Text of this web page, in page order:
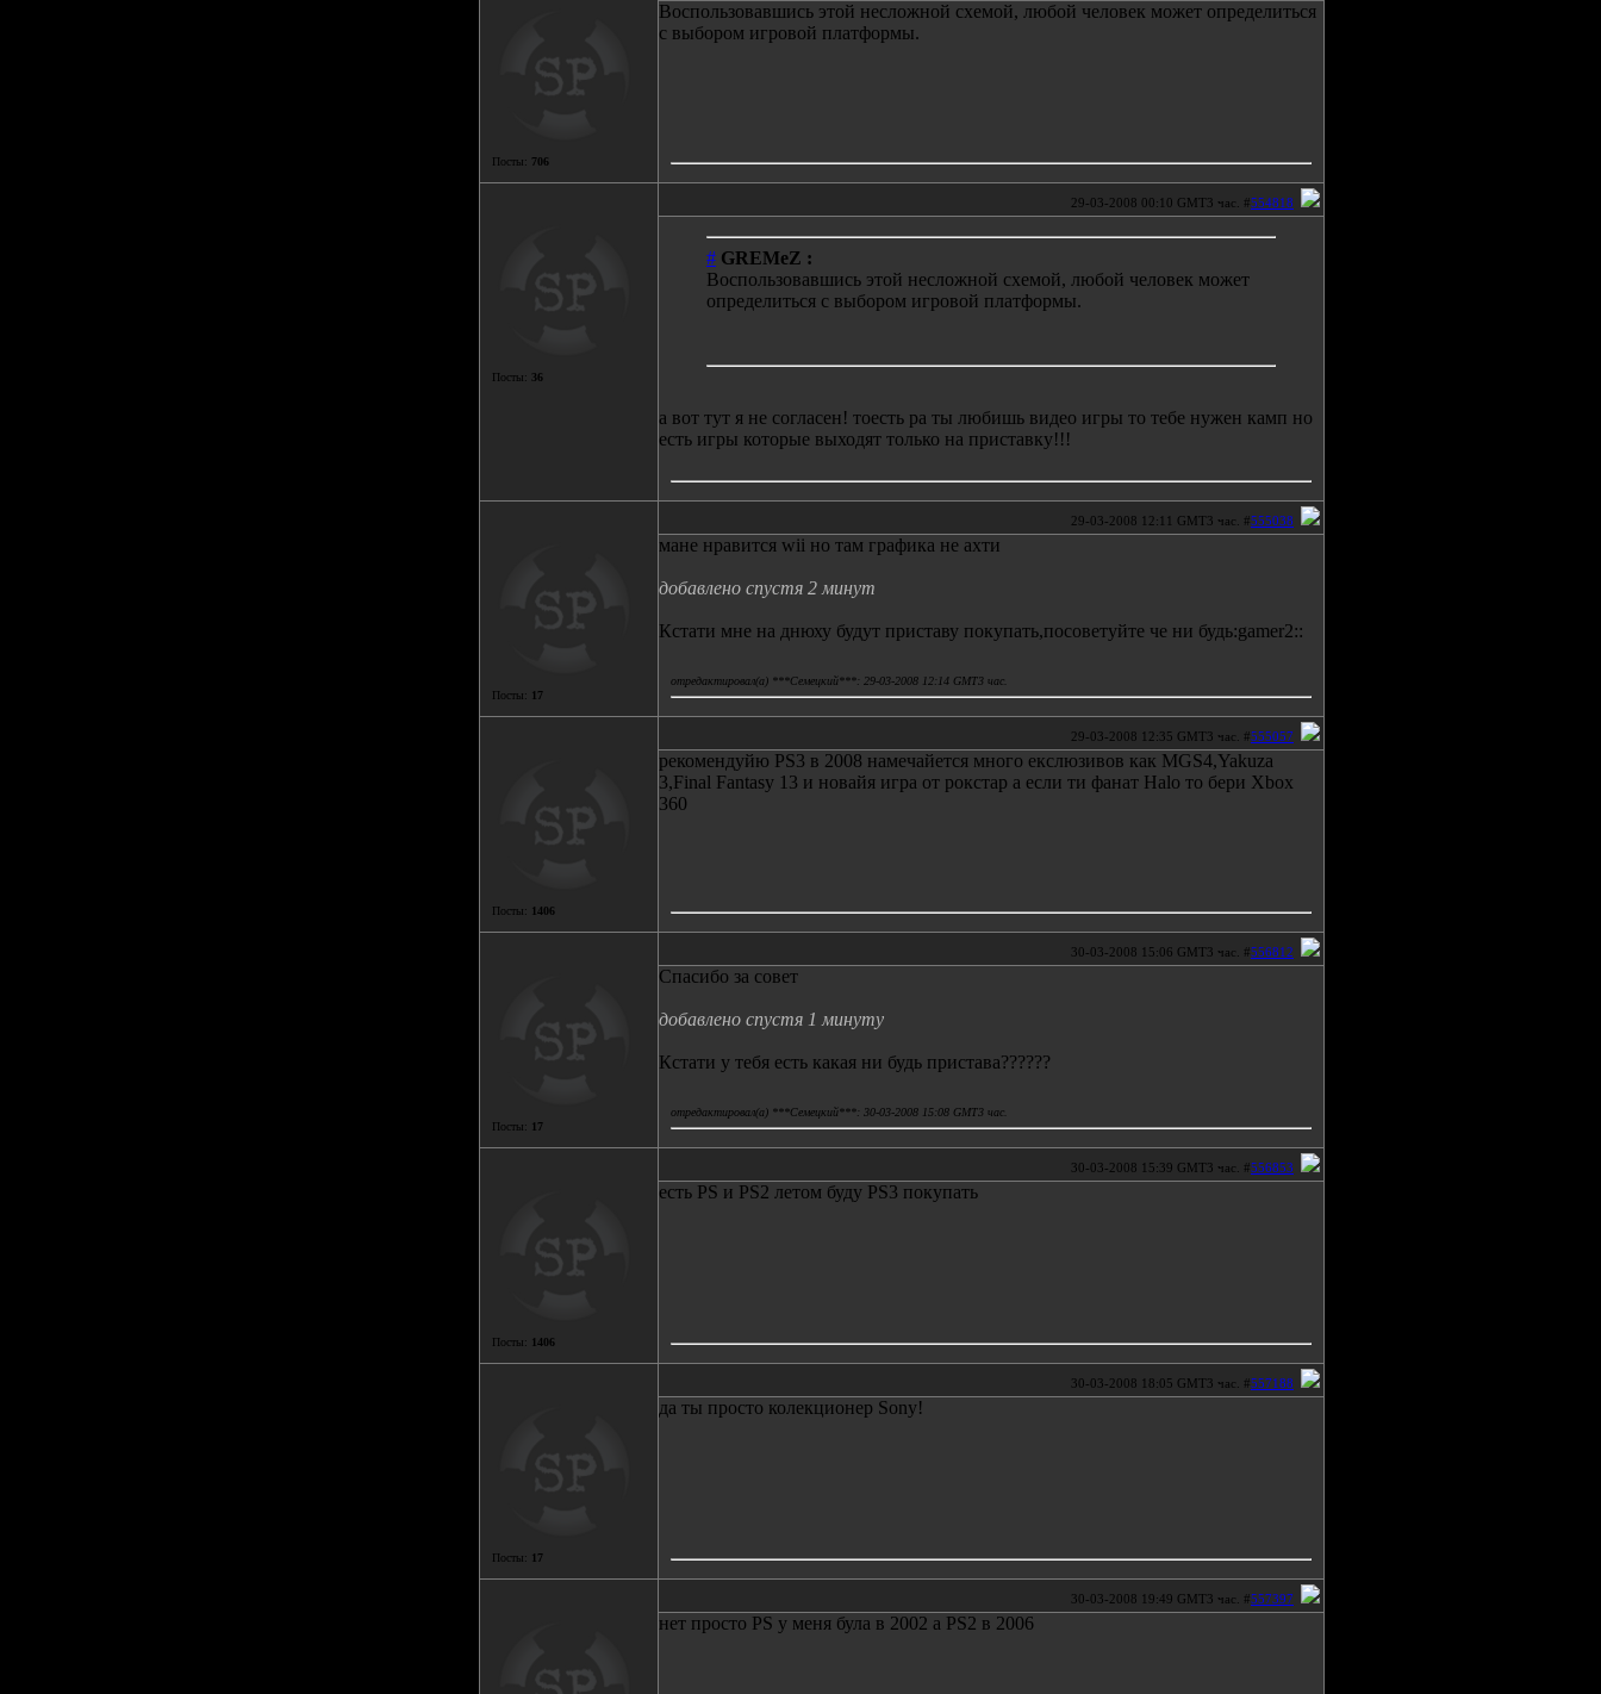
Посты: 706
Воспользовавшись этой несложной схемой, любой человек может определиться
с выбором игровой платформы.
Посты: 36
29-03-2008 00:10 GMT3 час. #554818
# GREMeZ :
Воспользовавшись этой несложной схемой, любой человек может
определиться с выбором игровой платформы.
а вот тут я не согласен! тоесть ра ты любишь видео игры то тебе нужен камп но
есть игры которые выходят только на приставку!!!
Посты: 17
29-03-2008 12:11 GMT3 час. #555038
мане нравится wii но там графика не ахти
добавлено спустя 2 минут
Кстати мне на днюху будут приставу покупать,посоветуйте че ни будь:gamer2::
отредактировал(а) ***Семецкий***: 29-03-2008 12:14 GMT3 час.
Посты: 1406
29-03-2008 12:35 GMT3 час. #555057
рекомендуйю PS3 в 2008 намечайется много екслюзивов как MGS4,Yakuza
3,Final Fantasy 13 и новайя игра от рокстар а если ти фанат Halo то бери Xbox
360
Посты: 17
30-03-2008 15:06 GMT3 час. #556812
Спасибо за совет
добавлено спустя 1 минуту
Кстати у тебя есть какая ни будь пристава??????
отредактировал(а) ***Семецкий***: 30-03-2008 15:08 GMT3 час.
Посты: 1406
30-03-2008 15:39 GMT3 час. #556853
есть PS и PS2 летом буду PS3 покупать
Посты: 17
30-03-2008 18:05 GMT3 час. #557188
да ты просто колекционер Sony!
30-03-2008 19:49 GMT3 час. #557397
нет просто PS у меня була в 2002 а PS2 в 2006